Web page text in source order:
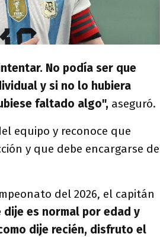
No podía ser que
y si no lo hubiera
faltado algo", aseguró.
equipo y reconoce que
y que debe encargarse de
del 2026, el capitán
dije es normal por edad y
dije recién, disfruto el